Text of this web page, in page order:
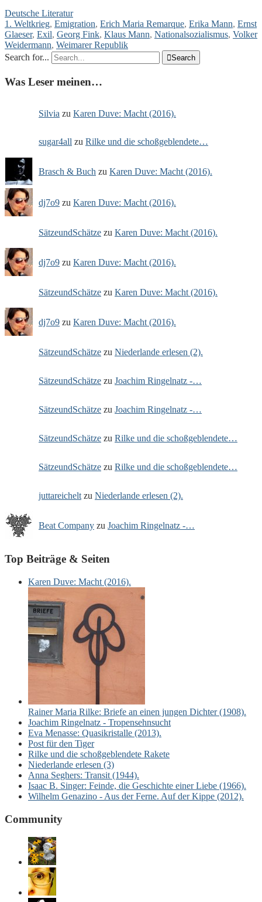
Deutsche Literatur
1. Weltkrieg, Emigration, Erich Maria Remarque, Erika Mann, Ernst
Glaeser, Exil, Georg Fink, Klaus Mann, Nationalsozialismus, Volker
Weidermann, Weimarer Republik
Search for...
Search
Was Leser meinen…
Silvia zu Karen Duve: Macht (2016).
sugar4all zu Rilke und die schoßgeblendete…
Brasch & Buch zu Karen Duve: Macht (2016).
dj7o9 zu Karen Duve: Macht (2016).
SätzeundSchätze zu Karen Duve: Macht (2016).
dj7o9 zu Karen Duve: Macht (2016).
SätzeundSchätze zu Karen Duve: Macht (2016).
dj7o9 zu Karen Duve: Macht (2016).
SätzeundSchätze zu Niederlande erlesen (2).
SätzeundSchätze zu Joachim Ringelnatz -…
SätzeundSchätze zu Joachim Ringelnatz -…
SätzeundSchätze zu Rilke und die schoßgeblendete…
SätzeundSchätze zu Rilke und die schoßgeblendete…
juttareichelt zu Niederlande erlesen (2).
Beat Company zu Joachim Ringelnatz -…
Top Beiträge & Seiten
Karen Duve: Macht (2016).
Rainer Maria Rilke: Briefe an einen jungen Dichter (1908).
Joachim Ringelnatz - Tropensehnsucht
Eva Menasse: Quasikristalle (2013).
Post für den Tiger
Rilke und die schoßgeblendete Rakete
Niederlande erlesen (3)
Anna Seghers: Transit (1944).
Isaac B. Singer: Feinde, die Geschichte einer Liebe (1966).
Wilhelm Genazino - Aus der Ferne. Auf der Kippe (2012).
Community